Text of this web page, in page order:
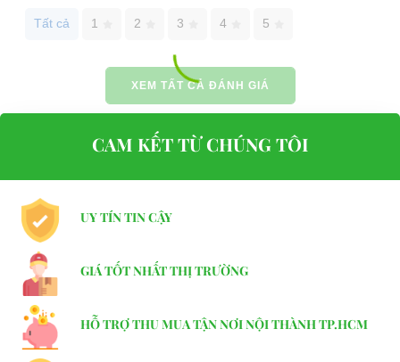
Tất cả 1 2 3 4 5
XEM TẤT CẢ ĐÁNH GIÁ
CAM KẾT TỪ CHÚNG TÔI
UY TÍN TIN CẬY
GIÁ TỐT NHẤT THỊ TRƯỜNG
HỖ TRỢ THU MUA TẬN NƠI NỘI THÀNH TP.HCM